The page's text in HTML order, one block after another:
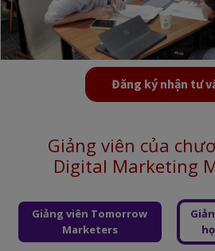
Đăng ký nhận tư
Giảng viên Tomorrow
Marketers
Giảng viên của
Digital Marketing